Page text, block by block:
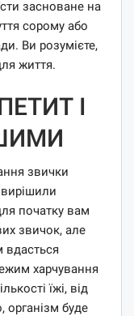
засноване на
сорому або
Ви розумієте,
життя.
І
звички
початку вам
звичок, але
харчування
їжі, від
організм буде